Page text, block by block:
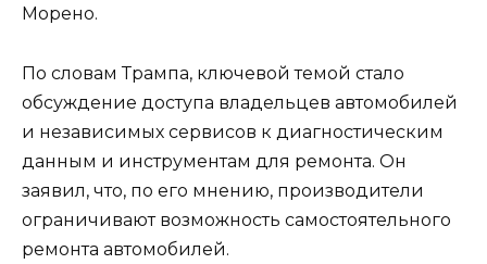
Морено.
По словам Трампа, ключевой темой стало
обсуждение доступа владельцев автомобилей
и независимых сервисов к диагностическим
данным и инструментам для ремонта. Он
заявил, что, по его мнению, производители
ограничивают возможность самостоятельного
ремонта автомобилей.